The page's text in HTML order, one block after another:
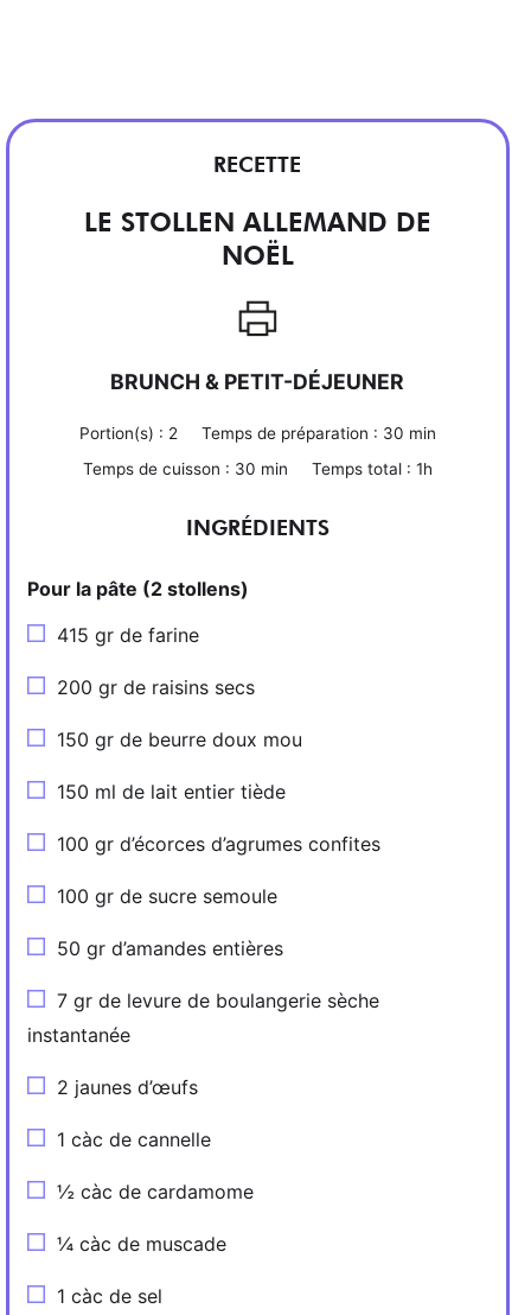
RECETTE
LE STOLLEN ALLEMAND DE
NOËL
BRUNCH & PETIT-DÉJEUNER
Portion(s) : 2 Temps de préparation : 30 min
Temps de cuisson : 30 min Temps total : 1h
INGRÉDIENTS
Pour la pâte (2 stollens)
415 gr de farine
200 gr de raisins secs
150 gr de beurre doux mou
150 ml de lait entier tiède
100 gr d’écorces d’agrumes confites
100 gr de sucre semoule
50 gr d’amandes entières
7 gr de levure de boulangerie sèche
instantanée
2 jaunes d’œufs
1 càc de cannelle
½ càc de cardamome
¼ càc de muscade
1 càc de sel